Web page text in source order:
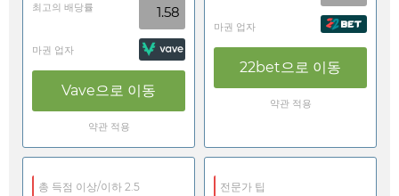
최고의 배당률 1.58
마권 업자
Vave으로 이동
약관 적용
마권 업자
22bet으로 이동
약관 적용
총 득점 이상/이하 2.5 전문가 팁